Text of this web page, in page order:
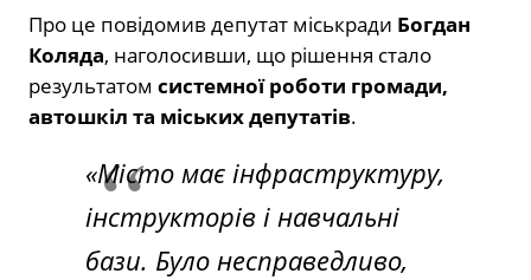
Про це повідомив депутат міськради Богдан
Коляда, наголосивши, що рішення стало
результатом системної роботи громади,
автошкіл та міських депутатів.
«Місто має інфраструктуру,
інструкторів і навчальні
бази. Було несправедливо,